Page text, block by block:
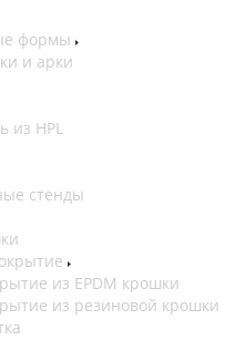
формы
и арки
из HPL
стенды
из EPDM крошки
из резиновой крошки